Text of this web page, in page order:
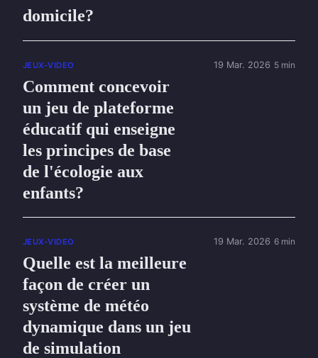
domicile?
JEUX-VIDEO
Comment concevoir
un jeu de plateforme
éducatif qui enseigne
les principes de base
de l'écologie aux
enfants?
19 Mar. 2026 5 min
JEUX-VIDEO
Quelle est la meilleure
façon de créer un
système de météo
dynamique dans un jeu
de simulation
19 Mar. 2026 6 min